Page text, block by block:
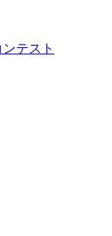
テスト